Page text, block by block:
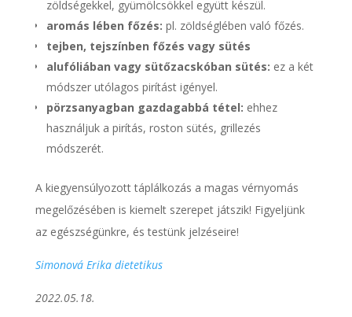
zöldségekkel, gyümölcsökkel együtt készül.
aromás lében főzés: pl. zöldséglében való főzés.
tejben, tejszínben főzés vagy sütés
alufóliában vagy sütőzacskóban sütés: ez a két
módszer utólagos pirítást igényel.
pörzsanyagban gazdagabbá tétel: ehhez
használjuk a pirítás, roston sütés, grillezés
módszerét.
A kiegyensúlyozott táplálkozás a magas vérnyomás
megelőzésében is kiemelt szerepet játszik! Figyeljünk
az egészségünkre, és testünk jelzéseire!
Simonová Erika dietetikus
2022.05.18.